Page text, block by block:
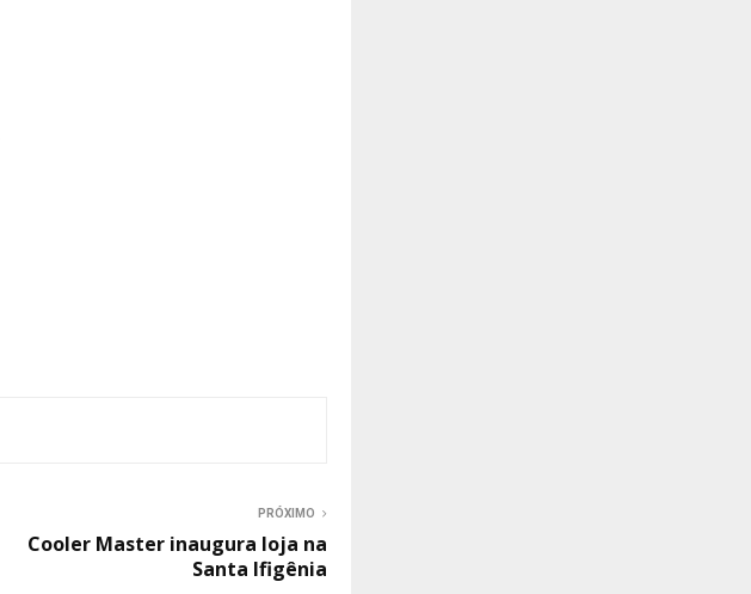
PRÓXIMO
Cooler Master inaugura loja na
Santa Ifigênia